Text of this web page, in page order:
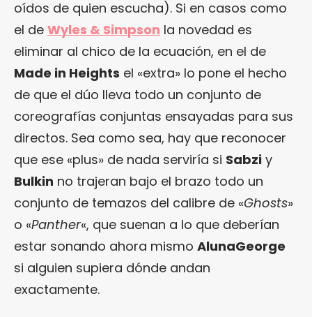
oídos de quien escucha). Si en casos como
el de Wyles & Simpson la novedad es
eliminar al chico de la ecuación, en el de
Made in Heights el «extra» lo pone el hecho
de que el dúo lleva todo un conjunto de
coreografías conjuntas ensayadas para sus
directos. Sea como sea, hay que reconocer
que ese «plus» de nada serviría si Sabzi y
Bulkin no trajeran bajo el brazo todo un
conjunto de temazos del calibre de «Ghosts»
o «Panther«, que suenan a lo que deberían
estar sonando ahora mismo AlunaGeorge
si alguien supiera dónde andan
exactamente.